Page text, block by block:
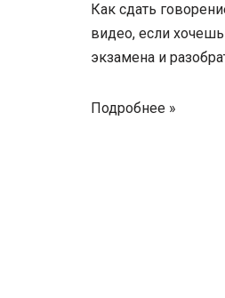
Как сдать
видео, если
экзамена и
Подробнее »